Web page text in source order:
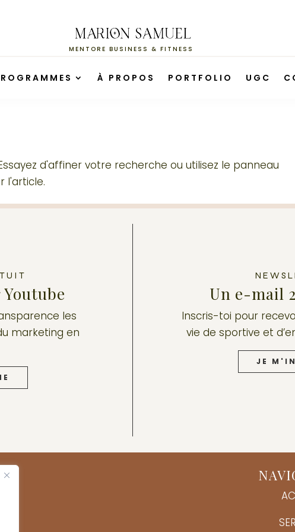
MENTORE BUSINESS & FITNESS
À PROPOS PORTFOLIO UGC
d'affiner votre recherche ou utilisez le panneau
l'article.
les
marketing en
Un e-mail
Inscris-toi pour
vie de sportive et
JE